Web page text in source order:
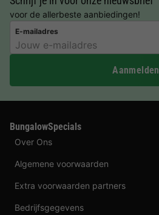
voor de allerbeste aanbiedingen!
E-mailadres
Aanmelden
BungalowSpecials
Over Ons
Algemene voorwaarden
Extra voorwaarden partners
Bedrijfsgegevens